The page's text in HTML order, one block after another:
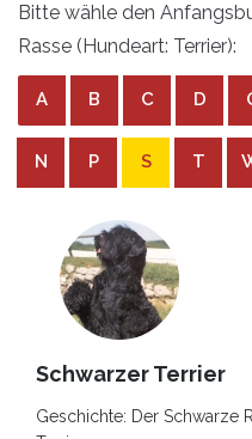
Bitte wähle den
Rasse (Hundeart: Terrier):
A B C D
N P S T
Schwarzer Terrier
Geschichte: Der Schwarze